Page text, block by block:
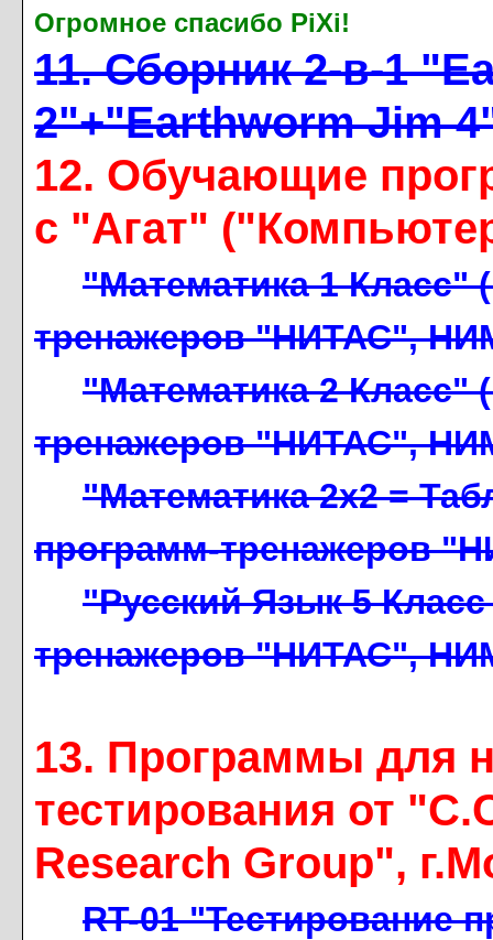
Огромное спасибо PiXi!
11. Сборник 2-в-1
2"+"Earthworm Jim
12. Обучающие
с "Агат"
"Математика 1 Класс"
тренажеров "НИТАС",
"Математика 2 Класс"
тренажеров "НИТАС",
"Математика 2x2 =
программ-тренажеров
"Русский Язык 5
тренажеров "НИТАС",
13. Программы для
тестирования от
Research Group",
RT-01 "Тестирование